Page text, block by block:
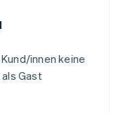
innen keine
Gast